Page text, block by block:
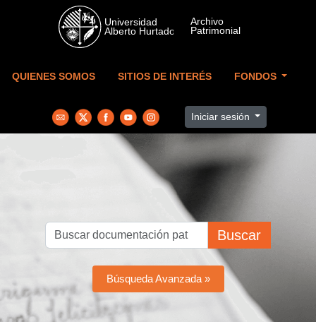
Skip to main content
QUIENES SOMOS SITIOS DE INTERÉS FONDOS
Iniciar sesión
Buscar
Búsqueda Avanzada »